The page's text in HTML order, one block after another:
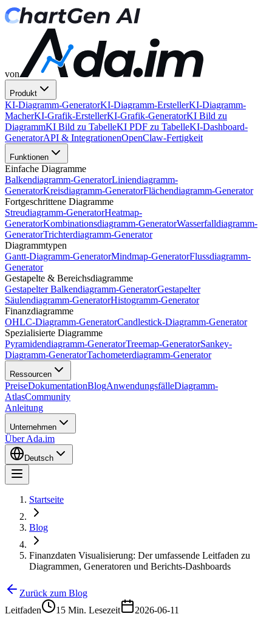
von
Produkt
KI-Diagramm-GeneratorKI-Diagramm-ErstellerKI-Diagramm-
MacherKI-Grafik-ErstellerKI-Grafik-GeneratorKI Bild zu
DiagrammKI Bild zu TabelleKI PDF zu TabelleKI-Dashboard-
GeneratorAPI & IntegrationenOpenClaw-Fertigkeit
Funktionen
Einfache Diagramme
Balkendiagramm-GeneratorLiniendiagramm-
GeneratorKreisdiagramm-GeneratorFlächendiagramm-Generator
Fortgeschrittene Diagramme
Streudiagramm-GeneratorHeatmap-
GeneratorKombinationsdiagramm-GeneratorWasserfalldiagramm-
GeneratorTrichterdiagramm-Generator
Diagrammtypen
Gantt-Diagramm-GeneratorMindmap-GeneratorFlussdiagramm-
Generator
Gestapelte & Bereichsdiagramme
Gestapelter Balkendiagramm-GeneratorGestapelter
Säulendiagramm-GeneratorHistogramm-Generator
Finanzdiagramme
OHLC-Diagramm-GeneratorCandlestick-Diagramm-Generator
Spezialisierte Diagramme
Pyramidendiagramm-GeneratorTreemap-GeneratorSankey-
Diagramm-GeneratorTachometerdiagramm-Generator
Ressourcen
PreiseDokumentationBlogAnwendungsfälleDiagramm-
AtlasCommunity
Anleitung
Unternehmen
Über Ada.im
Deutsch
Startseite
Blog
Finanzdaten Visualisierung: Der umfassende Leitfaden zu
Diagrammen, Generatoren und Berichts-Dashboards
Zurück zum Blog
Leitfaden
15 Min. Lesezeit 2026-06-11